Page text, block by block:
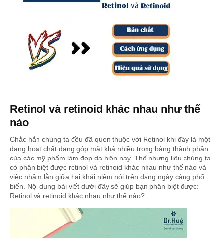
Retinol và retinoid khác nhau như thế
nào
Chắc hẳn chúng ta đều đã quen thuộc với Retinol khi đây là một
dạng hoạt chất đang góp mặt khá nhiều trong bàng thành phần
của các mỹ phẩm làm đẹp da hiện nay. Thế nhưng liệu chúng ta
có phân biệt được retinol và retinoid khác nhau như thế nào và
việc nhầm lẫn giữa hai khái niệm nói trên đang ngày càng phổ
biến. Nội dung bài viết dưới đây sẽ giúp bạn phân biệt được:
Retinol và retinoid khác nhau như thế nào?